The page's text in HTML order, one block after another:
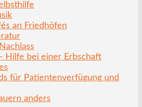
an Friedhöfen
Hilfe bei einer Erbschaft
für Patientenverfügung und
anders